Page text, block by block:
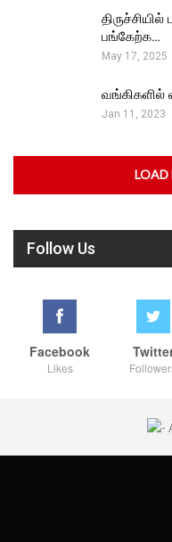
பங்கேற்க…
May 17, 2025
வங்கிகளில்
Jan 11, 2023
LOAD
Follow Us
Facebook
Likes